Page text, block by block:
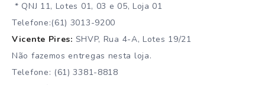
* QNJ 11, Lotes 01, 03 e 05, Loja 01
Telefone:(61) 3013-9200
Vicente Pires: SHVP, Rua 4-A, Lotes 19/21
Não fazemos entregas nesta loja.
Telefone: (61) 3381-8818